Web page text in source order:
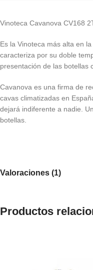
Vinoteca Cavanova CV168
Es la Vinoteca más alta en
caracteriza por su doble
presentación de las botellas
Cavanova es una firma de
cavas climatizadas en
dejará indiferente a nadie.
botellas.
Valoraciones (1)
Productos